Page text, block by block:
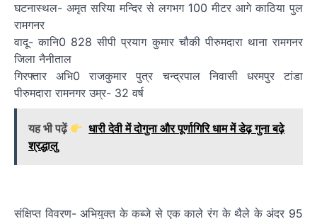
घटनास्थल- अमृत सरिया मन्दिर से लगभग 100 मीटर आगे काठिया पुल
रामगनर
वादू- कानि0 828 सीपी प्रयाग कुमार चौकी पीरुमदारा थाना रामगनर
जिला नैनीताल
गिरफ्तार अभि0 राजकुमार पुत्र चन्द्रपाल निवासी धरमपुर टांडा
पीरुमदारा रामनगर उम्र- 32 वर्ष
यह भी पढ़ें
धारी देवी में दोगुना और पूर्णागिरि धाम में डेढ़ गुना बढ़े
श्रद्धालु
संक्षिप्त विवरण- अभियुक्त के कब्जे से एक काले रंग के थैले के अंदर 95